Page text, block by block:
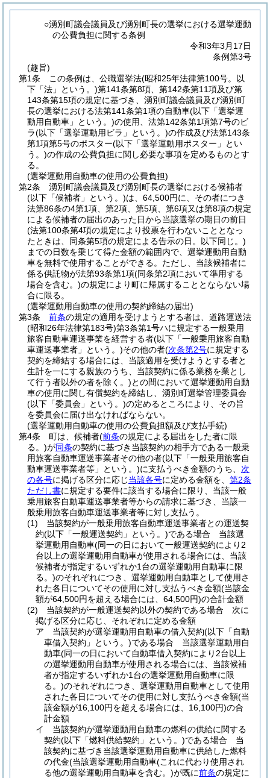
○湧別町議会議員及び湧別町長の選挙における選挙運動
の公費負担に関する条例
令和3年3月17日
条例第3号
(趣旨)
第1条
この条例は、公職選挙法(昭和25年法律第100号。以
下「法」という。)第141条第8項、第142条第11項及び第
143条第15項の規定に基づき、湧別町議会議員及び湧別町
長の選挙における法第141条第1項の自動車(以下「選挙運
動用自動車」という。)の使用、法第142条第1項第7号のビ
ラ(以下「選挙運動用ビラ」という。)の作成及び法第143条
第1項第5号のポスター(以下「選挙運動用ポスター」とい
う。)の作成の公費負担に関し必要な事項を定めるものとす
る。
(選挙運動用自動車の使用の公費負担)
第2条
湧別町議会議員及び湧別町長の選挙における候補者
(以下「候補者」という。)は、64,500円に、その者につき
法第86条の4第1項、第2項、第5項、第6項又は第8項の規定
による候補者の届出のあった日から当該選挙の期日の前日
(法第100条第4項の規定により投票を行わないこととなっ
たときは、同条第5項の規定による告示の日。以下同じ。)
までの日数を乗じて得た金額の範囲内で、選挙運動用自動
車を無料で使用することができる。 ただし、当該候補者に
係る供託物が法第93条第1項(同条第2項において準用する
場合を含む。)の規定により町に帰属することとならない場
合に限る。
(選挙運動用自動車の使用の契約締結の届出)
第3条
前条の規定の適用を受けようとする者は、道路運送法
(昭和26年法律第183号)第3条第1号ハに規定する一般乗用
旅客自動車運送事業を経営する者(以下「一般乗用旅客自動
車運送事業者」という。)その他の者(次条第2号に規定する
契約を締結する場合には、当該適用を受けようとする者と
生計を一にする親族のうち、当該契約に係る業務を業とし
て行う者以外の者を除く。)との間において選挙運動用自動
車の使用に関し有償契約を締結し、湧別町選挙管理委員会
(以下「委員会」という。)の定めるところにより、その旨
を委員会に届け出なければならない。
(選挙運動用自動車の使用の公費負担額及び支払手続)
第4条
町は、候補者(前条の規定による届出をした者に限
る。)が同条の契約に基づき当該契約の相手方である一般乗
用旅客自動車運送事業者その他の者(以下「一般乗用旅客自
動車運送事業者等」という。)に支払うべき金額のうち、 次
の各号に掲げる区分に応じ当該各号に定める金額を、 第2条
ただし書に規定する要件に該当する場合に限り、当該一般
乗用旅客自動車運送事業者等からの請求に基づき、当該一
般乗用旅客自動車運送事業者等に対し支払う。
(1)
当該契約が一般乗用旅客自動車運送事業者との運送契
約(以下「一般運送契約」という。)である場合 当該選
挙運動用自動車(同一の日において一般運送契約により2
台以上の選挙運動用自動車が使用される場合には、当該
候補者が指定するいずれか1台の選挙運動用自動車に限
る。)のそれぞれにつき、選挙運動用自動車として使用さ
れた各日についてその使用に対し支払うべき金額(当該金
額が64,500円を超える場合には、64,500円)の合計金額
(2)
当該契約が一般運送契約以外の契約である場合 次に
掲げる区分に応じ、それぞれに定める金額
ア
当該契約が選挙運動用自動車の借入契約(以下「自動
車借入契約」という。)である場合 当該選挙運動用自
動車(同一の日において自動車借入契約により2台以上
の選挙運動用自動車が使用される場合には、当該候補
者が指定するいずれか1台の選挙運動用自動車に限
る。)のそれぞれにつき、選挙運動用自動車として使用
された各日についてその使用に対し支払うべき金額(当
該金額が16,100円を超える場合には、16,100円)の合
計金額
イ
当該契約が選挙運動用自動車の燃料の供給に関する
契約(以下「燃料供給契約」という。)である場合 当
該契約に基づき当該選挙運動用自動車に供給した燃料
の代金(当該選挙運動用自動車(これに代わり使用され
る他の選挙運動用自動車を含む。)が既に前条の規定に